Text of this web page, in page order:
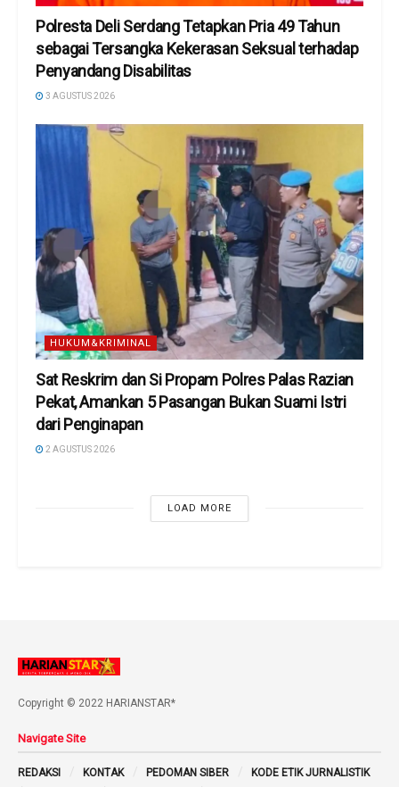
Polresta Deli Serdang Tetapkan Pria 49 Tahun
sebagai Tersangka Kekerasan Seksual terhadap
Penyandang Disabilitas
3 AGUSTUS 2026
HUKUM&KRIMINAL
Sat Reskrim dan Si Propam Polres Palas Razian
Pekat, Amankan 5 Pasangan Bukan Suami Istri
dari Penginapan
2 AGUSTUS 2026
LOAD MORE
Copyright © 2022 HARIANSTAR*
Navigate Site
REDAKSI KONTAK PEDOMAN SIBER
KODE ETIK JURNALISTIK